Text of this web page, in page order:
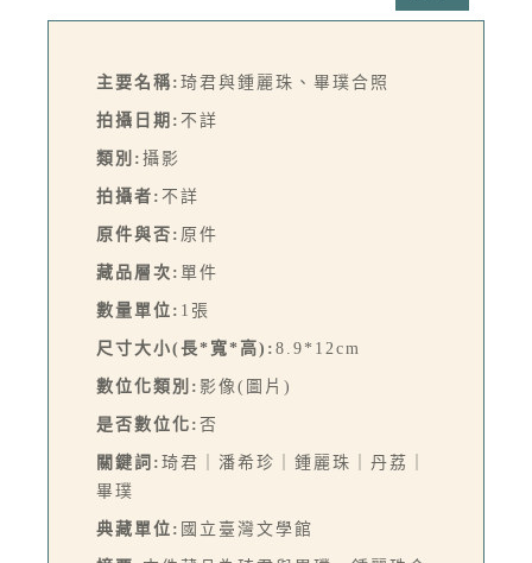
主要名稱: 琦君與鍾麗珠、畢璞合照
拍攝日期: 不詳
類別: 攝影
拍攝者: 不詳
原件與否: 原件
藏品層次: 單件
數量單位: 1張
尺寸大小(長*寬*高): 8.9*12cm
數位化類別: 影像(圖片)
是否數位化: 否
關鍵詞: 琦君｜潘希珍｜鍾麗珠｜丹荔｜
畢璞
典藏單位: 國立臺灣文學館